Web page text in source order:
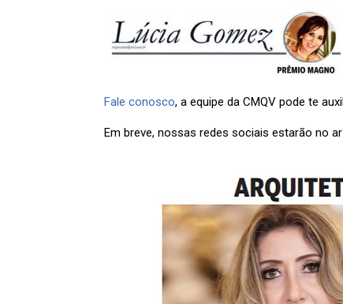
Fale conosco, a equipe da CMQV pode te
Em breve, nossas redes sociais estarão no